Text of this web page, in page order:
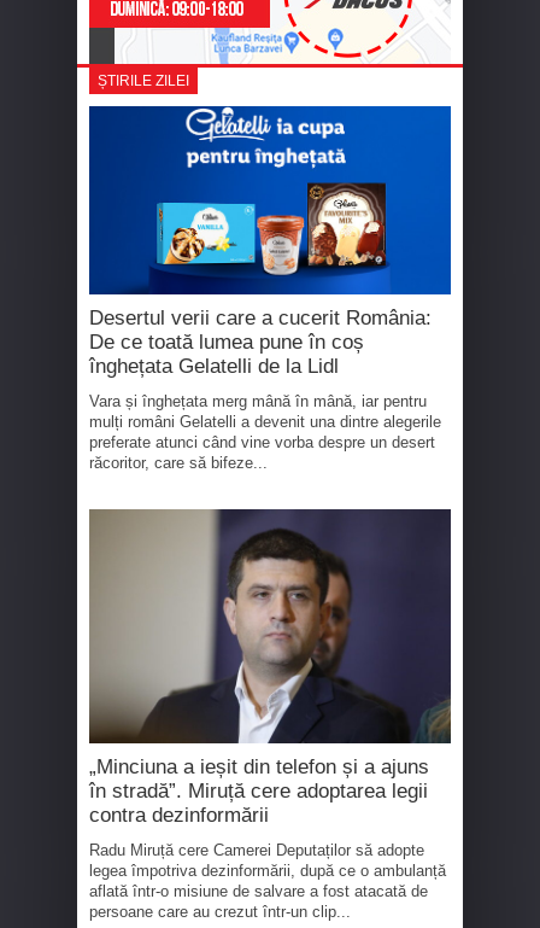
ȘTIRILE ZILEI
Desertul verii care a cucerit România:
De ce toată lumea pune în coș
înghețata Gelatelli de la Lidl
Vara și înghețata merg mână în mână, iar pentru
mulți români Gelatelli a devenit una dintre alegerile
preferate atunci când vine vorba despre un desert
răcoritor, care să bifeze...
„Minciuna a ieșit din telefon și a ajuns
în stradă”. Miruță cere adoptarea legii
contra dezinformării
Radu Miruță cere Camerei Deputaților să adopte
legea împotriva dezinformării, după ce o ambulanță
aflată într-o misiune de salvare a fost atacată de
persoane care au crezut într-un clip...